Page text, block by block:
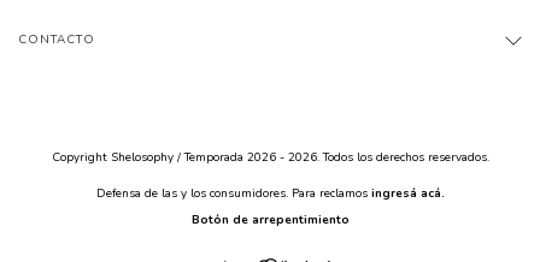
CONTACTO
Copyright Shelosophy / Temporada 2026 - 2026. Todos los derechos reservados.
Defensa de las y los consumidores. Para reclamos ingresá acá.
Botón de arrepentimiento